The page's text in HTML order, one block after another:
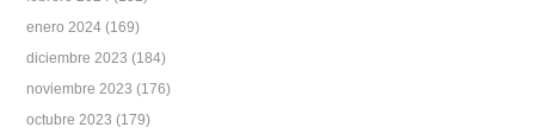
enero 2024 (169)
diciembre 2023 (184)
noviembre 2023 (176)
octubre 2023 (179)